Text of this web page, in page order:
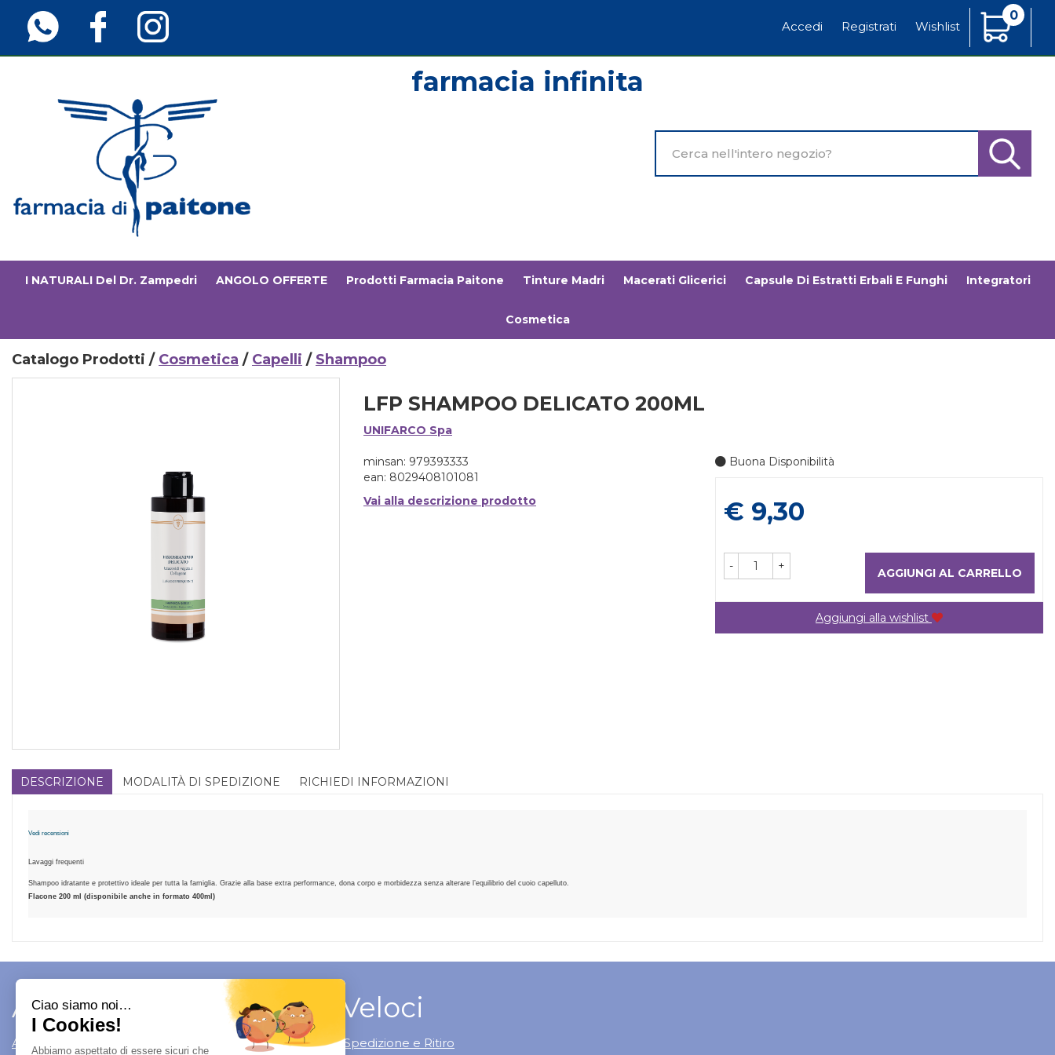
contenuto
principale
Accedi Registrati Wishlist
0
Articoli
Inseriti
Farmaciainfinita.it
Prodotto
Cerca
I NATURALI Del Dr. Zampedri ANGOLO OFFERTE Prodotti Farmacia Paitone Tinture Madri Macerati Glicerici Capsule Di Estratti Erbali E Funghi Integratori
Cosmetica
Catalogo Prodotti / Cosmetica / Capelli / Shampoo
LFP SHAMPOO DELICATO 200ML
UNIFARCO Spa
minsan: 979393333
ean: 8029408101081
Vai alla descrizione prodotto
Buona Disponibilità
Prezzo
€ 9,30
- + AGGIUNGI AL CARRELLO
Aggiungi alla wishlist
DESCRIZIONE MODALITÀ DI SPEDIZIONE RICHIEDI INFORMAZIONI
Vedi recensioni
​​​​​​​​​​​​Lavaggi frequenti​​
Shampoo idratante e protettivo ideale per tutta la famiglia. Grazie alla base extra performance, dona corpo e morbidezza senza alterare l’equilibrio del cuoio capelluto.
Flacone 200 ml​​ (disponibile anche in formato 400ml)
Area Utente
Area utente
Link Veloci
Modalità di Spedizione e Ritiro